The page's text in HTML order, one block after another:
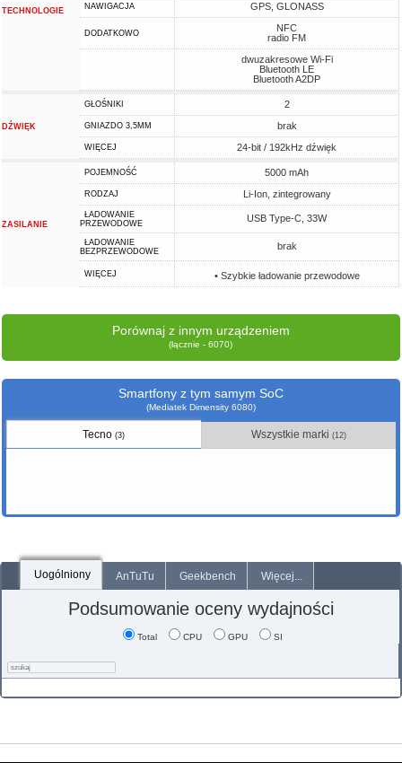
TECHNOLOGIE NAWIGACJA GPS, GLONASS
DODATKOWO
NFC
radio FM
dwuzakresowe Wi-Fi
Bluetooth LE
Bluetooth A2DP
DŹWIĘK
GŁOŚNIKI 2
GNIAZDO 3,5MM brak
WIĘCEJ 24-bit / 192kHz dźwięk
ZASILANIE
POJEMNOŚĆ 5000 mAh
RODZAJ Li-Ion, zintegrowany
ŁADOWANIE
PRZEWODOWE
USB Type-C, 33W
ŁADOWANIE
BEZPRZEWODOWE
brak
WIĘCEJ • Szybkie ładowanie przewodowe
Porównaj z innym urządzeniem
(łącznie - 6070)
Smartfony z tym samym SoC
(Mediatek Dimensity 6080)
Tecno(3) Wszystkie marki (12)
Uogólniony AnTuTu Geekbench Więcej...
Podsumowanie oceny wydajności
Total CPU GPU SI